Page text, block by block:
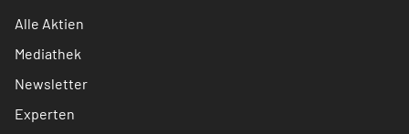
Alle Aktien
Mediathek
Newsletter
Experten